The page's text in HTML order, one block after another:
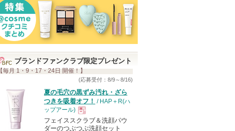
ブランドファンクラブ限定プレゼント
【毎月 1・9・17・24日 開催！】
(応募受付：8/9～8/16)
夏の毛穴の黒ずみ汚れ・ざら
つきを吸着オフ！ / HAP＋R(ハ
ップアール)
現
フェイススクラブ＆洗顔パウ
ダーのつぶつぶ洗顔セット